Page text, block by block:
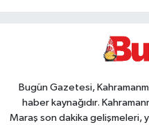
Bugün Gazetesi,
haber kaynağıdır.
Maraş son dakika gelişmeleri,